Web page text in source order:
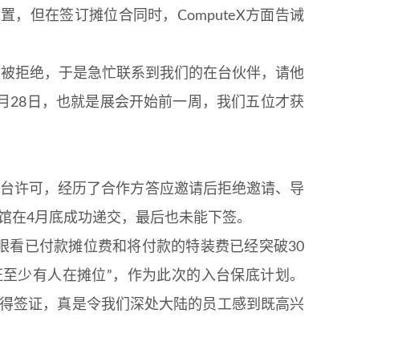
，但在签订摊位合同时，ComputeX方面告诫
拒绝，于是急忙联系到我们的在台伙伴，请他
28日，也就是展会开始前一周，我们五位才获
许可，经历了合作方答应邀请后拒绝邀请、导
4月底成功递交，最后也未能下签。
看已付款摊位费和将付款的特装费已经突破30
少有人在摊位”，作为此次的入台保底计划。
签证，真是令我们深处大陆的员工感到既高兴